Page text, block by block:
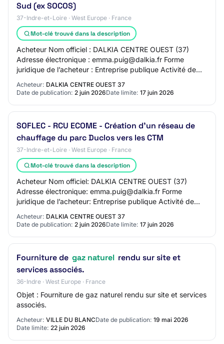
Sud (ex SOCOS)
37-Indre-et-Loire · West Europe · France
Mot-clé trouvé dans la description
Acheteur Nom officiel : DALKIA CENTRE OUEST (37)
Adresse électronique : emma.puig@dalkia.fr Forme
juridique de l’acheteur : Entreprise publique Activité de
Acheteur: DALKIA CENTRE OUEST 37
Date de publication: 2 juin 2026Date limite: 17 juin 2026
SOFLEC - RCU ECOME - Création d'un réseau de
chauffage du parc Duclos vers les CTM
37-Indre-et-Loire · West Europe · France
Mot-clé trouvé dans la description
Acheteur Nom officiel: DALKIA CENTRE OUEST (37)
Adresse électronique: emma.puig@dalkia.fr Forme
juridique de l’acheteur: Entreprise publique Activité de
Acheteur: DALKIA CENTRE OUEST 37
Date de publication: 2 juin 2026Date limite: 17 juin 2026
Fourniture de gaz naturel rendu sur site et
services associés.
36-Indre · West Europe · France
Objet : Fourniture de gaz naturel rendu sur site et services
associés.
Acheteur: VILLE DU BLANCDate de publication: 19 mai 2026
Date limite: 22 juin 2026